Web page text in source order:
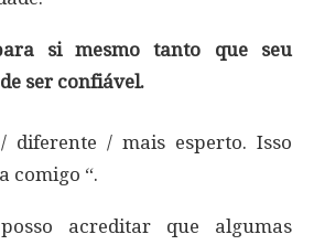
si mesmo tanto que seu
ser confiável.
diferente / mais esperto. Isso
comigo “.
acreditar que algumas